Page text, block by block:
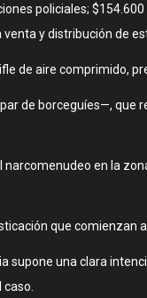
policiales;
y distribución de
de aire comprimido,
de borceguíes—,
en la
que comienzan
una clara